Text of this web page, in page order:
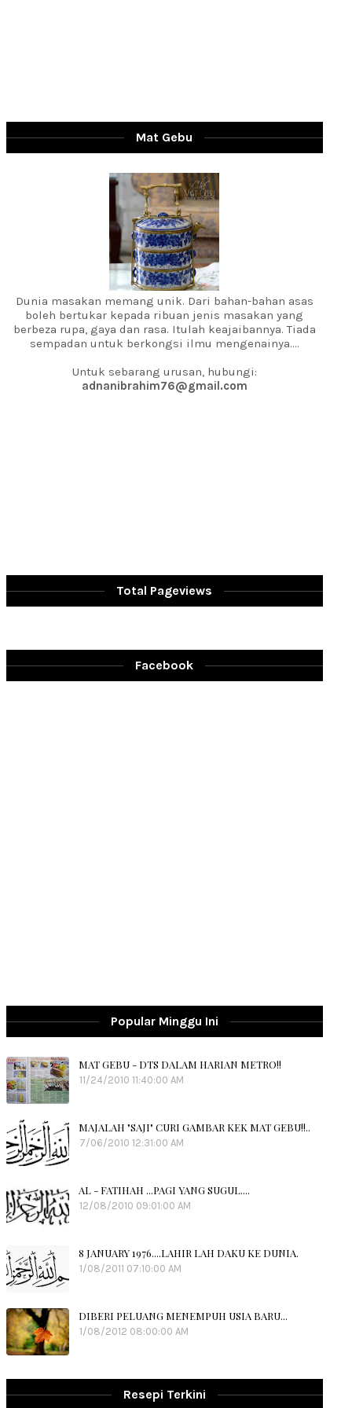
Mat Gebu
Dunia masakan memang unik. Dari bahan-bahan asas
boleh bertukar kepada ribuan jenis masakan yang
berbeza rupa, gaya dan rasa. Itulah keajaibannya. Tiada
sempadan untuk berkongsi ilmu mengenainya....
Untuk sebarang urusan, hubungi:
adnanibrahim76@gmail.com
Total Pageviews
Facebook
Popular Minggu Ini
MAT GEBU - DTS DALAM HARIAN METRO!!
11/24/2010 11:40:00 AM
MAJALAH "SAJI" CURI GAMBAR KEK MAT GEBU!!..
7/06/2010 12:31:00 AM
AL - FATIHAH ...PAGI YANG SUGUL....
12/08/2010 09:01:00 AM
8 JANUARY 1976....LAHIR LAH DAKU KE DUNIA.
1/08/2011 07:10:00 AM
DIBERI PELUANG MENEMPUH USIA BARU...
1/08/2012 08:00:00 AM
Resepi Terkini